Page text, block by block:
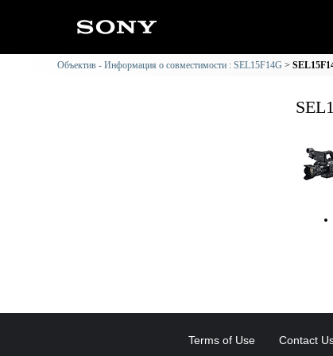
Объектив - Информация о совместимости : SEL15F14G
Terms of Use Contact